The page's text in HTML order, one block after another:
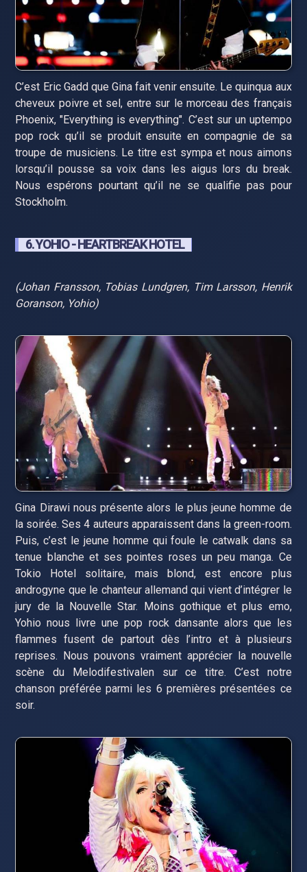
C’est Eric Gadd que Gina fait venir ensuite. Le quinqua aux
cheveux poivre et sel, entre sur le morceau des français
Phoenix, "Everything is everything". C’est sur un uptempo
pop rock qu’il se produit ensuite en compagnie de sa
troupe de musiciens. Le titre est sympa et nous aimons
lorsqu’il pousse sa voix dans les aigus lors du break.
Nous espérons pourtant qu’il ne se qualifie pas pour
Stockholm.
6. YOHIO - HEARTBREAK HOTEL
(Johan Fransson, Tobias Lundgren, Tim Larsson, Henrik
Goranson, Yohio)
Gina Dirawi nous présente alors le plus jeune homme de
la soirée. Ses 4 auteurs apparaissent dans la green-room.
Puis, c’est le jeune homme qui foule le catwalk dans sa
tenue blanche et ses pointes roses un peu manga. Ce
Tokio Hotel solitaire, mais blond, est encore plus
androgyne que le chanteur allemand qui vient d’intégrer le
jury de la Nouvelle Star. Moins gothique et plus emo,
Yohio nous livre une pop rock dansante alors que les
flammes fusent de partout dès l’intro et à plusieurs
reprises. Nous pouvons vraiment apprécier la nouvelle
scène du Melodifestivalen sur ce titre. C’est notre
chanson préférée parmi les 6 premières présentées ce
soir.